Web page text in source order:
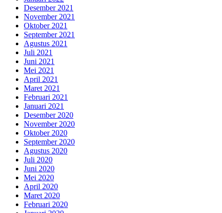
Desember 2021
November 2021
Oktober 2021
September 2021
Agustus 2021
Juli 2021
Juni 2021
Mei 2021
April 2021
Maret 2021
Februari 2021
Januari 2021
Desember 2020
November 2020
Oktober 2020
September 2020
Agustus 2020
Juli 2020
Juni 2020
Mei 2020
April 2020
Maret 2020
Februari 2020